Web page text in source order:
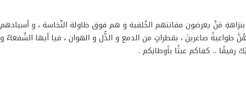
مَنْ يعرضون مفاتنهم الخُلقية و هم فوق طاولة النِّخاسة ، و أسيادهم
صاغرينَ ، بقطراتٍ من الدمع و الذُّل و الهوان ، فيا أيها الشُفعاءُ و
رفيقًا .. كفاكم عبثًا بأوطانِكم .